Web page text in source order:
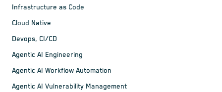
Infrastructure as Code
Cloud Native
Devops, CI/CD
Agentic AI Engineering
Agentic AI Workflow Automation
Agentic AI Vulnerability Management